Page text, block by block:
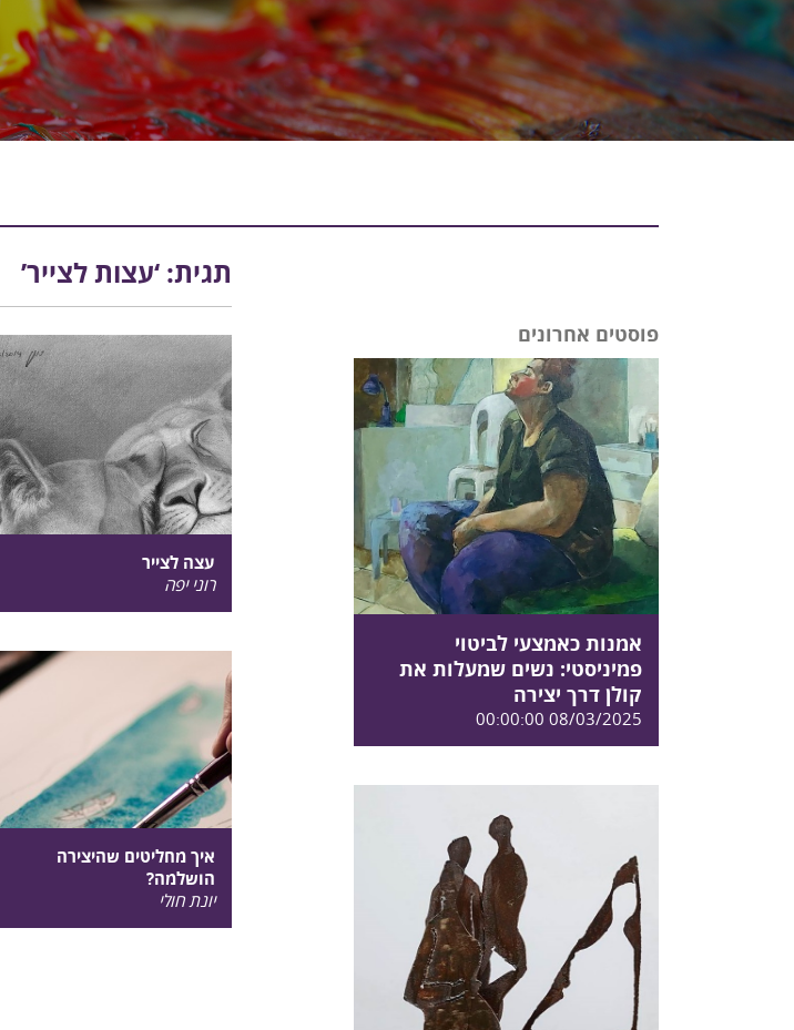
תגית: ‘עצות לצייר’
עצה לצייר
רוני יפה
איך מחליטים שהיצירה
הושלמה?
יונת חולי
פוסטים אחרונים
אמנות כאמצעי לביטוי
פמיניסטי: נשים שמעלות את
קולן דרך יצירה
08/03/2025 00:00:00